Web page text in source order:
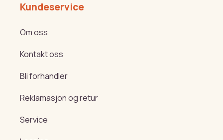
Kundeservice
Om oss
Kontakt oss
Bli forhandler
Reklamasjon og retur
Service